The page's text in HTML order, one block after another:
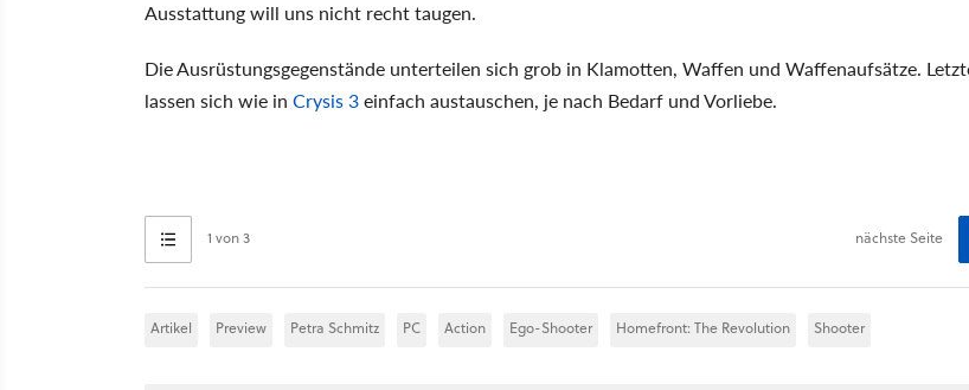
Ausstattung will uns nicht recht taugen.
Die Ausrüstungsgegenstände unterteilen sich grob in Klamotten, Waffen und Waffenaufsätze.
lassen sich wie in Crysis 3einfach austauschen, je nach Bedarf und Vorliebe.
1 von 3 nächste Seite
Artikel Preview Petra Schmitz PC Action Ego-Shooter Homefront: The Revolution Shooter